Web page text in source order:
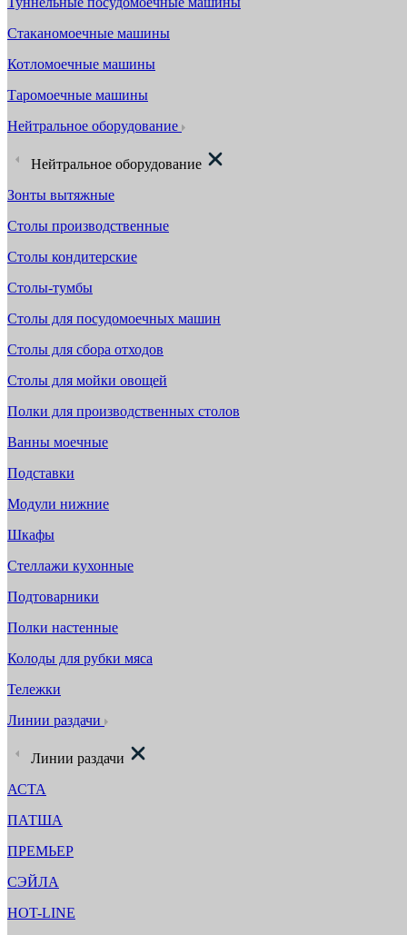
Стаканомоечные машины
Котломоечные машины
Таромоечные машины
Нейтральное оборудование
Нейтральное оборудование
Зонты вытяжные
Столы производственные
Столы кондитерские
Столы-тумбы
Столы для посудомоечных машин
Столы для сбора отходов
Столы для мойки овощей
Полки для производственных столов
Ванны моечные
Подставки
Модули нижние
Шкафы
Стеллажи кухонные
Подтоварники
Полки настенные
Колоды для рубки мяса
Тележки
Линии раздачи
Линии раздачи
АСТА
ПАТША
ПРЕМЬЕР
СЭЙЛА
HOT-LINE